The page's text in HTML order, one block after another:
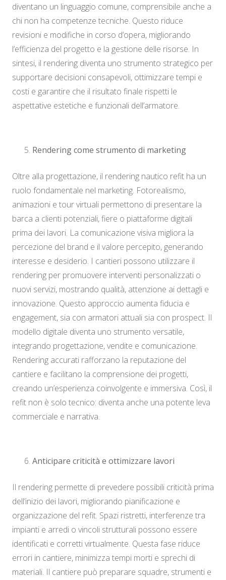
diventano un linguaggio comune, comprensibile anche a
chi non ha competenze tecniche. Questo riduce
revisioni e modifiche in corso d’opera, migliorando
l’efficienza del progetto e la gestione delle risorse. In
sintesi, il rendering diventa uno strumento strategico per
supportare decisioni consapevoli, ottimizzare tempi e
costi e garantire che il risultato finale rispetti le
aspettative estetiche e funzionali dell’armatore.
Rendering come strumento di marketing
Oltre alla progettazione, il rendering nautico refit ha un
ruolo fondamentale nel marketing. Fotorealismo,
animazioni e tour virtuali permettono di presentare la
barca a clienti potenziali, fiere o piattaforme digitali
prima dei lavori. La comunicazione visiva migliora la
percezione del brand e il valore percepito, generando
interesse e desiderio. I cantieri possono utilizzare il
rendering per promuovere interventi personalizzati o
nuovi servizi, mostrando qualità, attenzione ai dettagli e
innovazione. Questo approccio aumenta fiducia e
engagement, sia con armatori attuali sia con prospect. Il
modello digitale diventa uno strumento versatile,
integrando progettazione, vendite e comunicazione.
Rendering accurati rafforzano la reputazione del
cantiere e facilitano la comprensione dei progetti,
creando un’esperienza coinvolgente e immersiva. Così, il
refit non è solo tecnico: diventa anche una potente leva
commerciale e narrativa.
Anticipare criticità e ottimizzare lavori
Il rendering permette di prevedere possibili criticità prima
dell’inizio dei lavori, migliorando pianificazione e
organizzazione del refit. Spazi ristretti, interferenze tra
impianti e arredi o vincoli strutturali possono essere
identificati e corretti virtualmente. Questa fase riduce
errori in cantiere, minimizza tempi morti e sprechi di
materiali. Il cantiere può preparare squadre, strumenti e